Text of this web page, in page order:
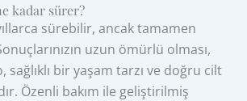
kadar sürer?
sürebilir, ancak tamamen
uzun ömürlü olması,
sağlıklı bir yaşam tarzı ve doğru cilt
Özenli bakım ile geliştirilmiş